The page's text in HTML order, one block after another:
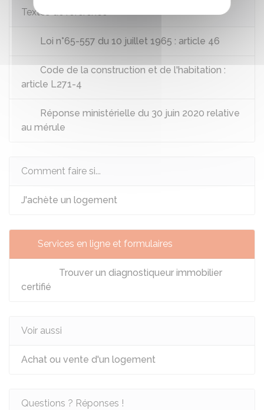
Textes de référence
Loi n°65-557 du 10 juillet 1965 : article 46
Code de la construction et de l'habitation :
article L271-4
Réponse ministérielle du 30 juin 2020 relative
au mérule
Comment faire si...
J'achète un logement
Services en ligne et formulaires
Trouver un diagnostiqueur immobilier
certifié
Voir aussi
Achat ou vente d'un logement
Questions ? Réponses !